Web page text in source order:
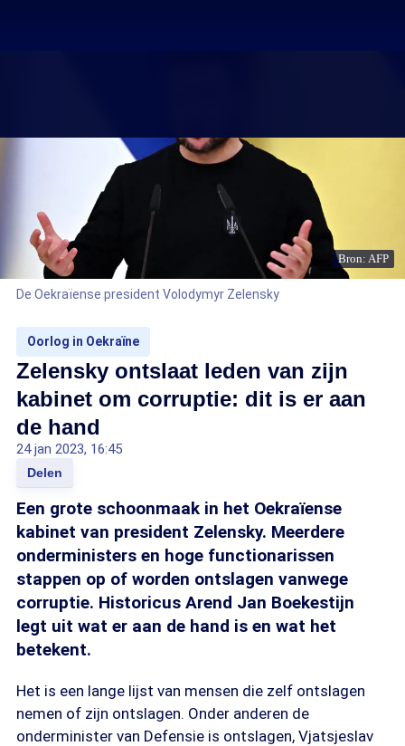
Bron: AFP
De Oekraïense president Volodymyr Zelensky
Oorlog in Oekraïne
Zelensky ontslaat leden van zijn
kabinet om corruptie: dit is er aan
de hand
24 jan 2023, 16:45
Delen
Een grote schoonmaak in het Oekraïense
kabinet van president Zelensky. Meerdere
onderministers en hoge functionarissen
stappen op of worden ontslagen vanwege
corruptie. Historicus Arend Jan Boekestijn
legt uit wat er aan de hand is en wat het
betekent.
Het is een lange lijst van mensen die zelf ontslagen
nemen of zijn ontslagen. Onder anderen de
onderminister van Defensie is ontslagen, Vjatsjeslav